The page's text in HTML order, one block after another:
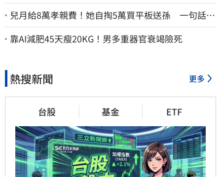
兒月給8萬孝親費！她自掏5萬買平板送孫 一句話愣
原地「傷心不已」
靠AI減肥45天瘦20KG！男多重器官衰竭險死
熱搜新聞 更多
台股 基金 ETF